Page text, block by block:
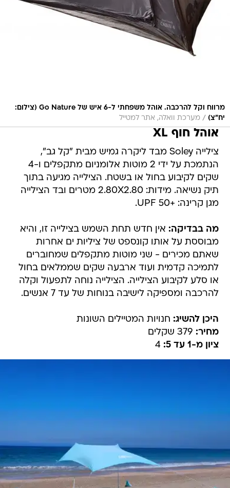
מרווח וקל להרכבה. אוהל משפחתי ל-6 איש של Go Nature (צילום:
יח"צ) / מערכת וואלה, אתר למטייל
אוהל חוף XL
צילייה Soley מבד ליקרה גמיש מבית "קל גב",
הנתמכת על ידי 2 מוטות אלומניום מתקפלים ו-4
שקים לקיבוע בחול או בשטח. הצילייה מגיעה בתוך
תיק נשיאה. מידות: 2.80X2.80 מטרים ובד הצילייה
מגן קרינה: +UPF 50.
מה בבדיקה: אין חדש תחת השמש בצילייה זו, והיא
מבוססת על אותו קונספט של ציליות ים אחרות
שאתם מכירים - שני מוטות מתקפלים שמחוברים
לתמיכה קדמית ועוד ארבעה שקים שממלאים בחול
או סלע לקיבוע הצילייה. הצילייה נוחה לתפעול וקלה
להרכבה ומספיקה לישיבה בנוחות של עד 7 אנשים.
היכן להשיג: חנויות המטיילים השונות
מחיר:
ציון מ-1 עד 5: